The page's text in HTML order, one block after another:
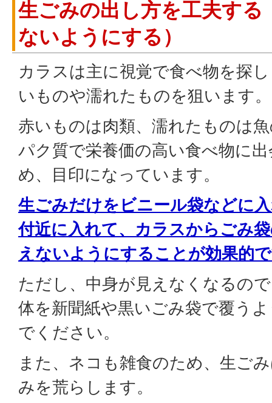
生ごみの出し方を工夫する
ないようにする）
カラスは主に視覚で食べ物を探
いものや濡れたものを狙います。
赤いものは肉類、濡れたものは
パク質で栄養価の高い食べ物に
め、目印になっています。
生ごみだけをビニール袋などに
付近に入れて、カラスからごみ
えないようにすることが効果的
ただし、中身が見えなくなるの
体を新聞紙や黒いごみ袋で覆う
でください。
また、ネコも雑食のため、生ご
みを荒らします。